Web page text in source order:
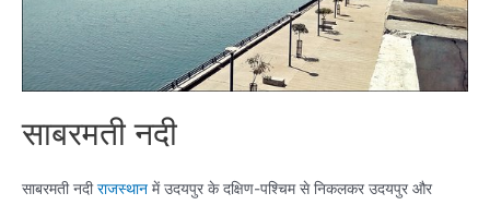
साबरमती नदी
साबरमती नदीराजस्थान में उदयपुर के दक्षिण-पश्चिम से निकलकर उदयपुर और